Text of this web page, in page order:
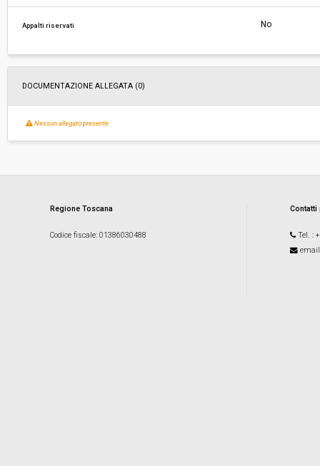
Appalti riservati No
DOCUMENTAZIONE ALLEGATA (0)
Nessun allegato presente
Regione Toscana
Codice fiscale: 01386030488 Tel. :
email